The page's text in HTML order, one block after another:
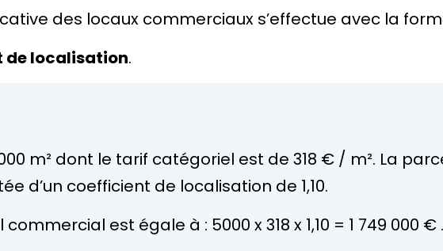
des locaux commerciaux s’effectue avec la
de localisation.
m² dont le tarif catégoriel est de 318 € / m². La
d’un coefficient de localisation de 1,10.
est égale à : 5000 x 318 x 1,10 = 1 749 000 € .